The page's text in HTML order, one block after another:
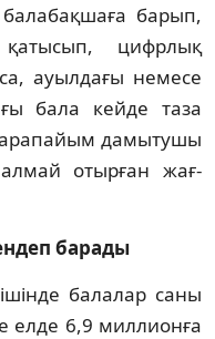
барып,
цифрлық
ауылдағы немесе
бала кейде таза
қарапайым дамытушы
алмай отырған жағ­
барады
ба­ла­лар саны
ел­де 6,9 миллионға